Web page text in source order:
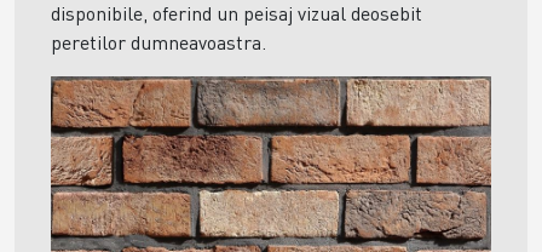
disponibile, oferind un peisaj vizual deosebit
peretilor dumneavoastra.